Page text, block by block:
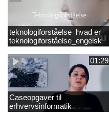
teknologiforståelse_hvad er
teknologiforståelse_engelsk
01:29
Caseopgaver til
erhvervsinformatik